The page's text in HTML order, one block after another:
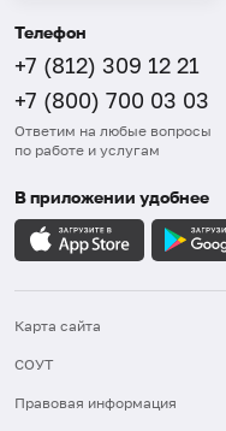
Телефон
+7 (812) 309 12 21
+7 (800) 700 03 03
Ответим на любые вопросы
по работе и услугам
В приложении удобнее
Карта сайта
СОУТ
Правовая информация